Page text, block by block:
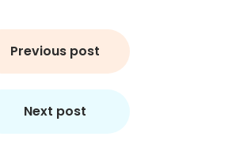
Previous post
Next post